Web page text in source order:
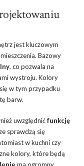
jest kluczowym
Bazowy
, co pozwala na
wystroju. Kolory
w tym przypadku
barw.
uwzględnićfunkcję
sprawdzą się
w kuchni czy
kolory, które będą